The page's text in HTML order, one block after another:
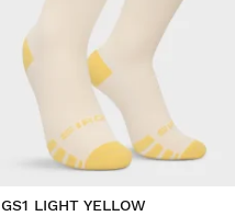
GS1 LIGHT YELLOW